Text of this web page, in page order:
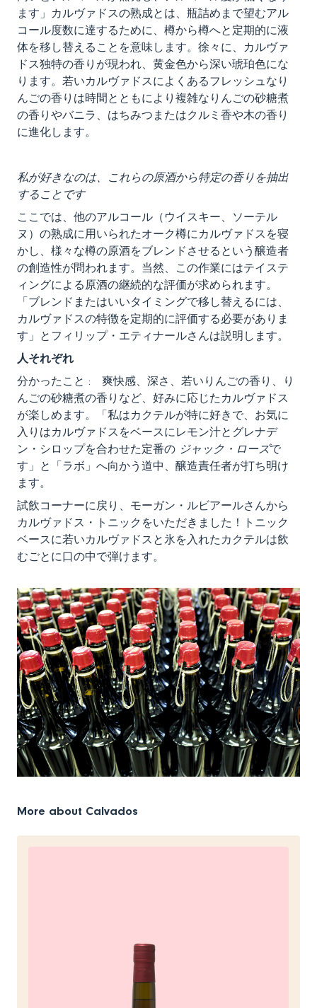
ます」カルヴァドスの熟成とは、瓶詰めまで望むアル
コール度数に達するために、樽から樽へと定期的に液
体を移し替えることを意味します。徐々に、カルヴァ
ドス独特の香りが現われ、黄金色から深い琥珀色にな
ります。若いカルヴァドスによくあるフレッシュなり
んごの香りは時間とともにより複雑なりんごの砂糖煮
の香りやバニラ、はちみつまたはクルミ香や木の香り
に進化します。
私が好きなのは、これらの原酒から特定の香りを抽出
することです
ここでは、他のアルコール（ウイスキー、ソーテル
ヌ）の熟成に用いられたオーク樽にカルヴァドスを寝
かし、様々な樽の原酒をブレンドさせるという醸造者
の創造性が問われます。当然、この作業にはテイステ
ィングによる原酒の継続的な評価が求められます。
「ブレンドまたはいいタイミングで移し替えるには、
カルヴァドスの特徴を定期的に評価する必要がありま
す」とフィリップ・エティナールさんは説明します。
人それぞれ
分かったこと : 爽快感、深さ、若いりんごの香り、り
んごの砂糖煮の香りなど、好みに応じたカルヴァドス
が楽しめます。「私はカクテルが特に好きで、お気に
入りはカルヴァドスをベースにレモン汁とグレナデ
ン・シロップを合わせた定番の ジャック・ローズで
す」と「ラボ」へ向かう道中、醸造責任者が打ち明け
ます。
試飲コーナーに戻り、モーガン・ルビアールさんから
カルヴァドス・トニックをいただきました！トニック
ベースに若いカルヴァドスと氷を入れたカクテルは飲
むごとに口の中で弾けます。
More about Calvados